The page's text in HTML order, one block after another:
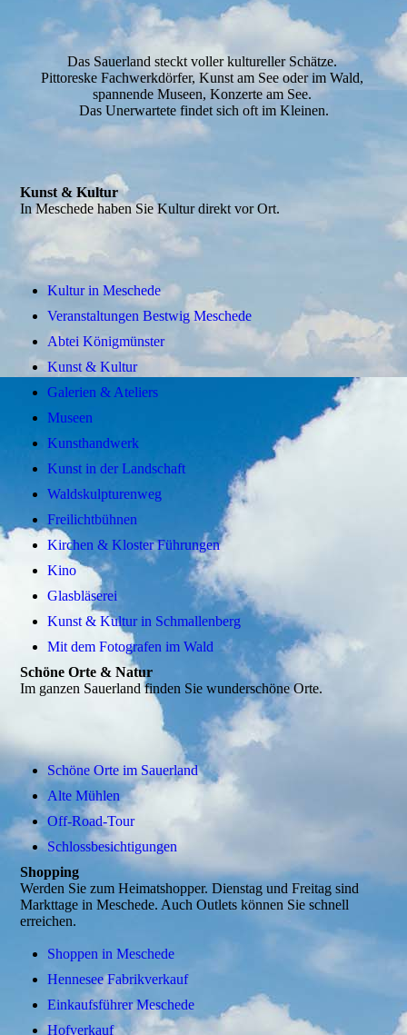
Das Sauerland steckt voller kultureller Schätze.
Pittoreske Fachwerkdörfer, Kunst am See oder im Wald,
spannende Museen, Konzerte am See.
Das Unerwartete findet sich oft im Kleinen.
Kunst & Kultur
In Meschede haben Sie Kultur direkt vor Ort.
Kultur in Meschede
Veranstaltungen Bestwig Meschede
Abtei Königmünster
Kunst & Kultur
Galerien & Ateliers
Museen
Kunsthandwerk
Kunst in der Landschaft
Waldskulpturenweg
Freilichtbühnen
Kirchen & Kloster Führungen
Kino
Glasbläserei
Kunst & Kultur in Schmallenberg
Mit dem Fotografen im Wald
Schöne Orte & Natur
Im ganzen Sauerland finden Sie wunderschöne Orte.
Schöne Orte im Sauerland
Alte Mühlen
Off-Road-Tour
Schlossbesichtigungen
Shopping
Werden Sie zum Heimatshopper. Dienstag und Freitag sind
Markttage in Meschede. Auch Outlets können Sie schnell
erreichen.
Shoppen in Meschede
Hennesee Fabrikverkauf
Einkaufsführer Meschede
Hofverkauf